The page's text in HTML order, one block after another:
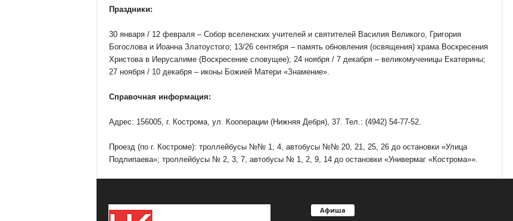
Праздники:
30 января / 12 февраля – Собор вселенских учителей и святителей Василия Великого, Григория
Богослова и Иоанна Златоустого; 13/26 сентября – память обновления (освящения) храма Воскресения
Христова в Иерусалиме (Воскресение словущее); 24 ноября / 7 декабря – великомученицы Екатерины;
27 ноября / 10 декабря – иконы Божией Матери «Знамение».
Справочная информация:
Адрес: 156005, г. Кострома, ул. Кооперации (Нижняя Дебря), 37. Тел.: (4942) 54-77-52.
Проезд (по г. Костроме): троллейбусы №№ 1, 4, автобусы №№ 20, 21, 25, 26 до остановки «Улица
Подлипаева»; троллейбусы № 2, 3, 7, автобусы № 1, 2, 9, 14 до остановки «Универмаг «Кострома»».
Афиша